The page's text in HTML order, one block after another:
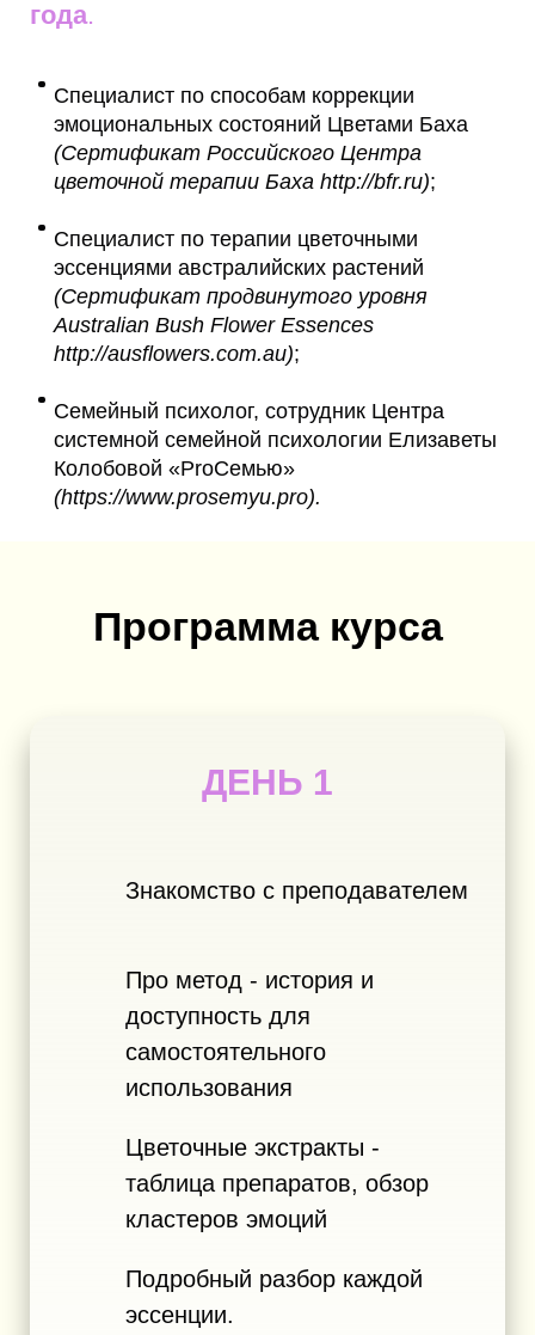
года.
Специалист по способам коррекции
эмоциональных состояний Цветами Баха
(Сертификат Российского Центра
цветочной терапии Баха http://bfr.ru);
Специалист по терапии цветочными
эссенциями австралийских растений
(Сертификат продвинутого уровня
Australian Bush Flower Essences
http://ausflowers.com.au);
Семейный психолог, сотрудник Центра
системной семейной психологии Елизаветы
Колобовой «ProСемью»
(https://www.prosemyu.pro).
Программа курса
ДЕНЬ 1
Знакомство с преподавателем
Про метод - история и
доступность для
самостоятельного
использования
Цветочные экстракты -
таблица препаратов, обзор
кластеров эмоций
Подробный разбор каждой
эссенции.